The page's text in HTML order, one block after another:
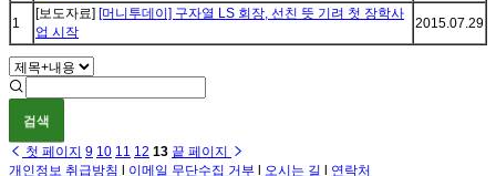
1
[보도자료] [머니투데이] 구자열 LS 회장, 선친 뜻 기려 첫 장학사
업 시작
2015.07.29
검색
첫 페이지 9 10 11 12 13 끝 페이지
개인정보 취급방침
이메일 무단수집 거부 오시는 길 연락처